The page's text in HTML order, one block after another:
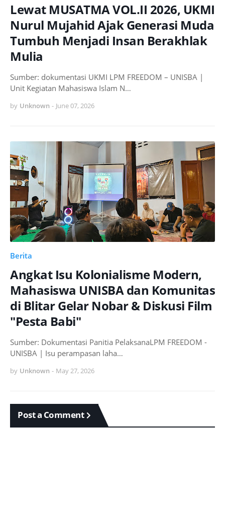
Lewat MUSATMA VOL.II 2026, UKMI
Nurul Mujahid Ajak Generasi Muda
Tumbuh Menjadi Insan Berakhlak
Mulia
Sumber: dokumentasi UKMI LPM FREEDOM – UNISBA |
Unit Kegiatan Mahasiswa Islam N…
by Unknown - June 07, 2026
Berita
Angkat Isu Kolonialisme Modern,
Mahasiswa UNISBA dan Komunitas
di Blitar Gelar Nobar & Diskusi Film
"Pesta Babi"
Sumber: Dokumentasi Panitia PelaksanaLPM FREEDOM -
UNISBA | Isu perampasan laha…
by Unknown - May 27, 2026
Post a Comment